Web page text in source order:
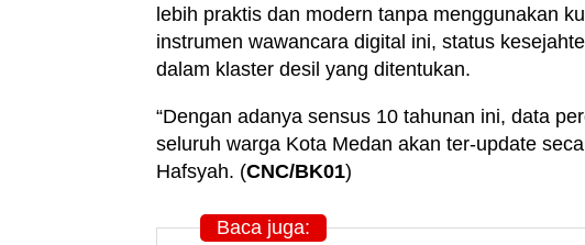
lebih praktis dan modern tanpa menggunakan
instrumen wawancara digital ini, status
dalam klaster desil yang ditentukan.
“Dengan adanya sensus 10 tahunan ini, data
seluruh warga Kota Medan akan ter-update
Hafsyah. (CNC/BK01)
Baca juga: